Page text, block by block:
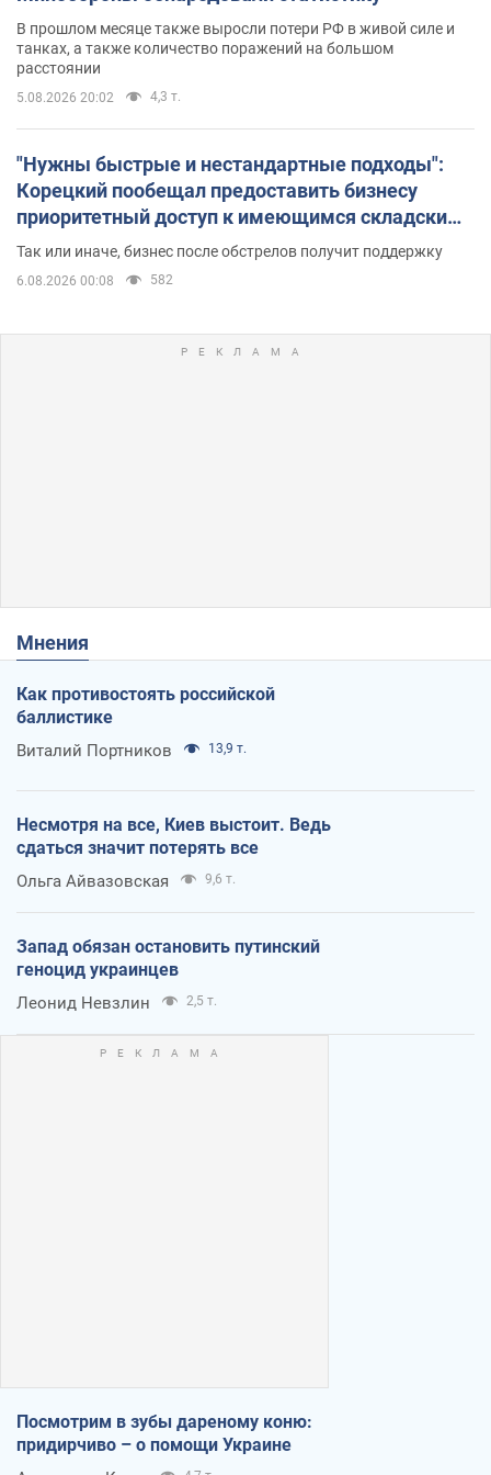
В прошлом месяце также выросли потери РФ в живой силе и
танках, а также количество поражений на большом
расстоянии
5.08.2026 20:02 4,3 т.
"Нужны быстрые и нестандартные подходы":
Корецкий пообещал предоставить бизнесу
приоритетный доступ к имеющимся складским
помещениям
Так или иначе, бизнес после обстрелов получит поддержку
6.08.2026 00:08 582
Мнения
Как противостоять российской
баллистике
Виталий Портников 13,9 т.
Несмотря на все, Киев выстоит. Ведь
сдаться значит потерять все
Ольга Айвазовская 9,6 т.
Запад обязан остановить путинский
геноцид украинцев
Леонид Невзлин 2,5 т.
Посмотрим в зубы дареному коню:
придирчиво – о помощи Украине